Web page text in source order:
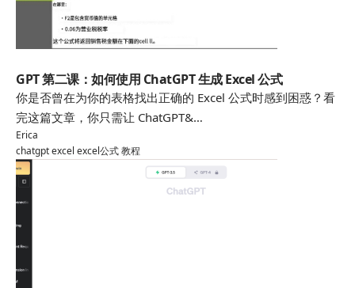
GPT 第二课：如何使用 ChatGPT 生成 Excel 公式
你是否曾在为你的表格找出正确的 Excel 公式时感到困惑？看
完这篇文章，你只需让 ChatGPT&…
Erica
chatgptexcel excel公式教程